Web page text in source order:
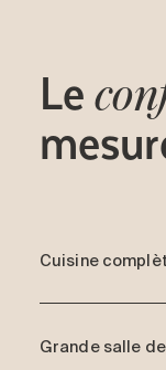
Le
Cuisine
Grande salle